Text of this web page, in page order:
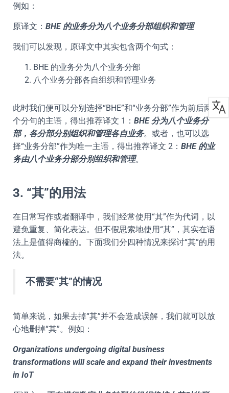
例如：
原译文： BHE 的业务分为八个业务分部组织和管理
我们可以发现，原译文中其实包含两个句式：
BHE 的业务分为八个业务分部
八个业务分部各自组织和管理业务
此时我们便可以分别选择“BHE”和“业务分部”作为前后两
个分句的主语，得出推荐译文 1： BHE 分为八个业务分
部，各分部分别组织和管理各自业务。或者，也可以选
择“业务分部”作为唯一主语，得出推荐译文 2： BHE 的业
务由八个业务分部分别组织和管理。
3. “其”的用法
在日常写作或者翻译中，我们经常使用“其”作为代词，以
避免重复、简化表达。但不假思索地使用“其”，其实在语
法上是值得商榷的。下面我们分四种情况来探讨“其”的用
法。
不需要“其”的情况
简单来说，如果去掉“其”并不会造成误解，我们就可以放
心地删掉“其”。例如：
Organizations undergoing digital business
transformations will scale and expand their investments
in IoT